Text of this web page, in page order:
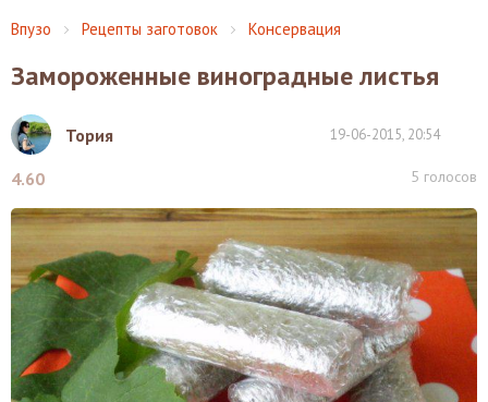
Впузо Рецепты заготовок Консервация
Замороженные виноградные листья
Тория 19-06-2015, 20:54
4.60 5 голосов